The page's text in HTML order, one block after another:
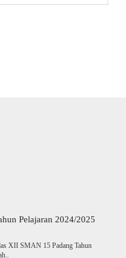
Pelajaran 2024/2025
XII SMAN 15 Padang Tahun